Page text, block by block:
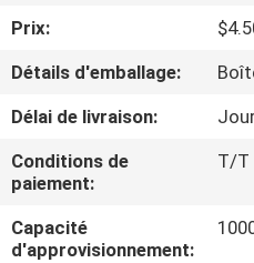
CONTRÔLE
DE
QUALITÉ
CONTACTEZ-
Prix:
Détails d'emballage:
Délai de livraison:
Conditions de
paiement:
T/T
Capacité
d'approvisionnement: